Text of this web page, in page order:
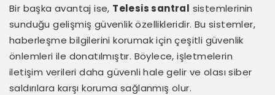
Bir başka avantaj ise, Telesis santral sistemlerinin
sunduğu gelişmiş güvenlik özellikleridir. Bu sistemler,
haberleşme bilgilerini korumak için çeşitli güvenlik
önlemleri ile donatılmıştır. Böylece, işletmelerin
iletişim verileri daha güvenli hale gelir ve olası siber
saldırılara karşı koruma sağlanmış olur.